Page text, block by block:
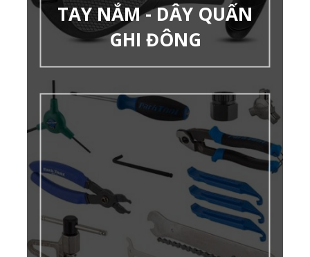
TAY NẮM - DÂY QUẤN
GHI ĐÔNG